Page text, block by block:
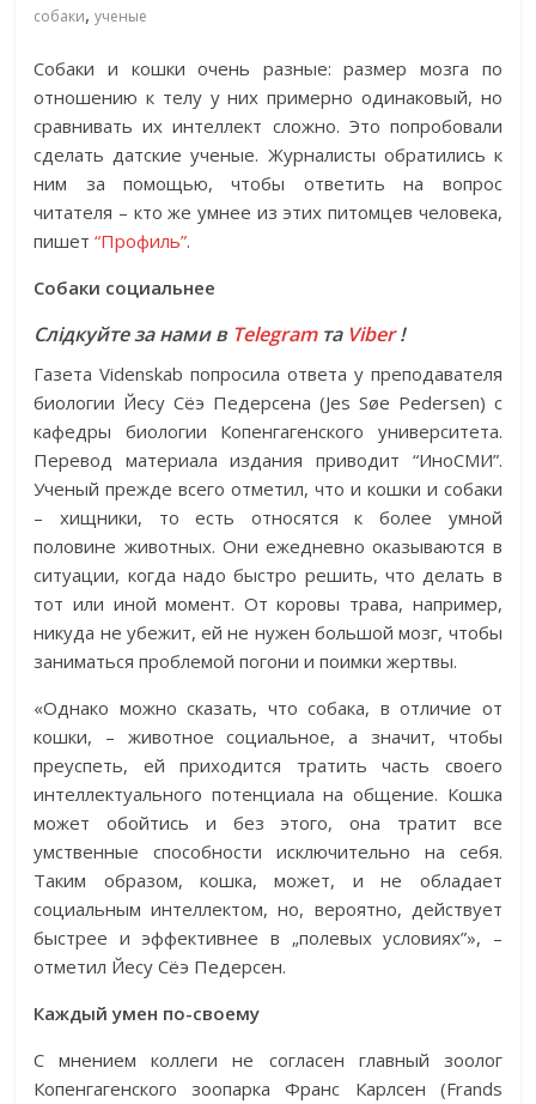
собаки,ученые
Собаки и кошки очень разные: размер мозга по
отношению к телу у них примерно одинаковый, но
сравнивать их интеллект сложно. Это попробовали
сделать датские ученые. Журналисты обратились к
ним за помощью, чтобы ответить на вопрос
читателя – кто же умнее из этих питомцев человека,
пишет “Профиль”.
Собаки социальнее
Слідкуйте за нами в Telegramта Viber!
Газета Videnskab попросила ответа у преподавателя
биологии Йесу Сёэ Педерсена (Jes Søe Pedersen) с
кафедры биологии Копенгагенского университета.
Перевод материала издания приводит “ИноСМИ”.
Ученый прежде всего отметил, что и кошки и собаки
– хищники, то есть относятся к более умной
половине животных. Они ежедневно оказываются в
ситуации, когда надо быстро решить, что делать в
тот или иной момент. От коровы трава, например,
никуда не убежит, ей не нужен большой мозг, чтобы
заниматься проблемой погони и поимки жертвы.
«Однако можно сказать, что собака, в отличие от
кошки, – животное социальное, а значит, чтобы
преуспеть, ей приходится тратить часть своего
интеллектуального потенциала на общение. Кошка
может обойтись и без этого, она тратит все
умственные способности исключительно на себя.
Таким образом, кошка, может, и не обладает
социальным интеллектом, но, вероятно, действует
быстрее и эффективнее в „полевых условиях”», –
отметил Йесу Сёэ Педерсен.
Каждый умен по-своему
С мнением коллеги не согласен главный зоолог
Копенгагенского зоопарка Франс Карлсен (Frands